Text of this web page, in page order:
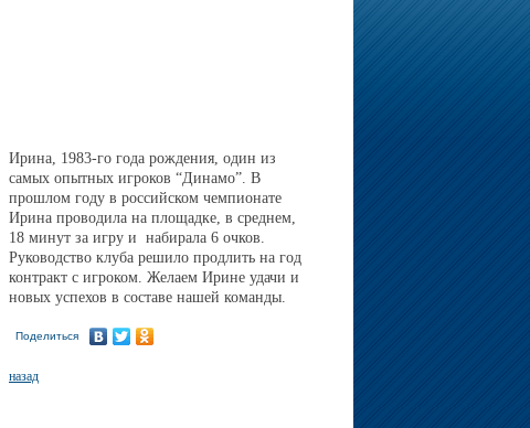
Ирина, 1983-го года рождения, один из
самых опытных игроков “Динамо”. В
прошлом году в российском чемпионате
Ирина проводила на площадке, в среднем,
18 минут за игру и набирала 6 очков.
Руководство клуба решило продлить на год
контракт с игроком. Желаем Ирине удачи и
новых успехов в составе нашей команды.
Поделиться
назад